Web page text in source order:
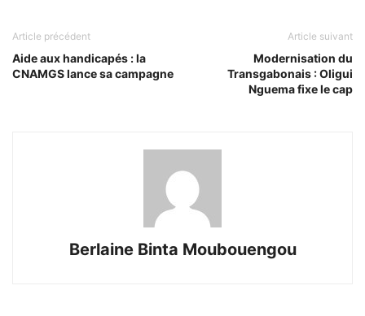
Article précédent
Aide aux handicapés : la
CNAMGS lance sa campagne
Article suivant
Modernisation du
Transgabonais : Oligui
Nguema fixe le cap
Berlaine Binta Moubouengou